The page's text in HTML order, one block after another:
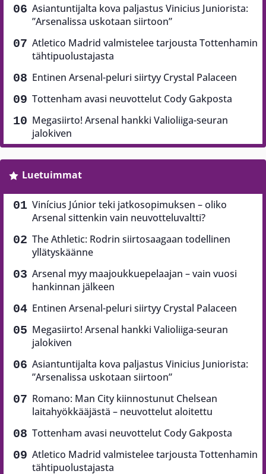
Asiantuntijalta kova paljastus Vinicius Juniorista:
”Arsenalissa uskotaan siirtoon”
Atletico Madrid valmistelee tarjousta Tottenhamin
tähtipuolustajasta
Entinen Arsenal-peluri siirtyy Crystal Palaceen
Tottenham avasi neuvottelut Cody Gakposta
Megasiirto! Arsenal hankki Valioliiga-seuran
jalokiven
Luetuimmat
Vinícius Júnior teki jatkosopimuksen – oliko
Arsenal sittenkin vain neuvotteluvaltti?
The Athletic: Rodrin siirtosaagaan todellinen
yllätyskäänne
Arsenal myy maajoukkuepelaajan – vain vuosi
hankinnan jälkeen
Entinen Arsenal-peluri siirtyy Crystal Palaceen
Megasiirto! Arsenal hankki Valioliiga-seuran
jalokiven
Asiantuntijalta kova paljastus Vinicius Juniorista:
”Arsenalissa uskotaan siirtoon”
Romano: Man City kiinnostunut Chelsean
laitahyökkääjästä – neuvottelut aloitettu
Tottenham avasi neuvottelut Cody Gakposta
Atletico Madrid valmistelee tarjousta Tottenhamin
tähtipuolustajasta